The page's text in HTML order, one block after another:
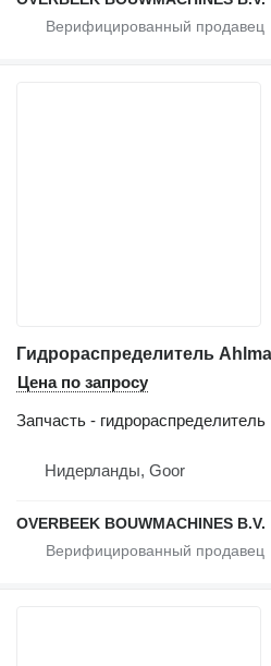
Цена по запросу
Запчасть - гидрораспределитель
Нидерланды, Goor
OVERBEEK BOUWMACHINES B.V.